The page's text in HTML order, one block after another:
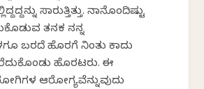
ಸಾರುತ್ತಿತ್ತು. ನಾನೊಂದಿಷ್ಟು
ತನಕ ನನ್ನ
ಬರದೆ ಹೊರಗೆ ನಿಂತು ಕಾದು
ಹೊರಟರು. ಈ
ಆರೋಗ್ಯವೆನ್ನುವುದು